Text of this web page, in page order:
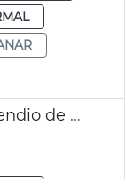
Familias afectadas por el incendio de Campanar en Safranar